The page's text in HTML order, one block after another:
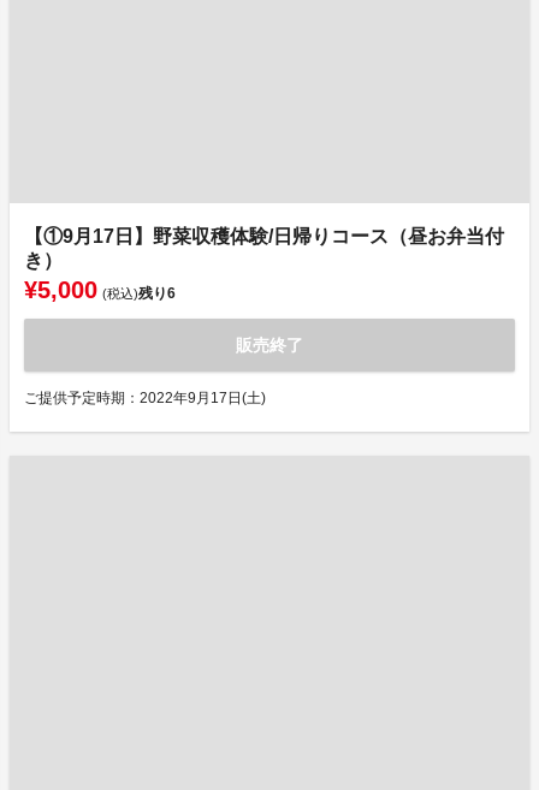
【①9月17日】野菜収穫体験/日帰りコース（昼お弁当付
き）
¥5,000 (税込)残り6
販売終了
ご提供予定時期：2022年9月17日(土)